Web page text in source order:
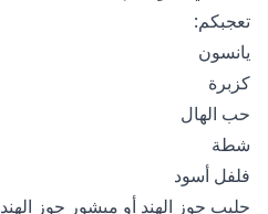
تعجبكم:
يانسون
كزبرة
حب الهال
شطة
فلفل أسود
حليب جوز الهند أو مبشور جوز الهند